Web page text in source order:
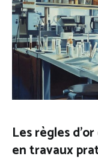
Les règles
en travaux